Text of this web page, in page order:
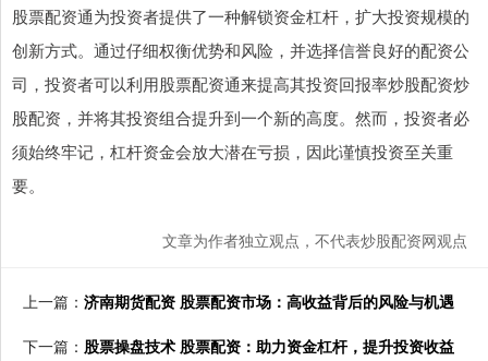
股票配资通为投资者提供了一种解锁资金杠杆，扩大投资规模的
创新方式。通过仔细权衡优势和风险，并选择信誉良好的配资公
司，投资者可以利用股票配资通来提高其投资回报率炒股配资炒
股配资，并将其投资组合提升到一个新的高度。然而，投资者必
须始终牢记，杠杆资金会放大潜在亏损，因此谨慎投资至关重
要。
文章为作者独立观点，不代表炒股配资网观点
上一篇： 济南期货配资 股票配资市场：高收益背后的风险与机遇
下一篇： 股票操盘技术 股票配资：助力资金杠杆，提升投资收益